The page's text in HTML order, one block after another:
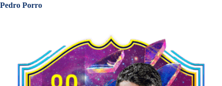
Pedro Porro